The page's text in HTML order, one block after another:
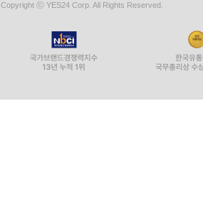
Copyright ⓒ YES24 Corp. All Rights Reserved.